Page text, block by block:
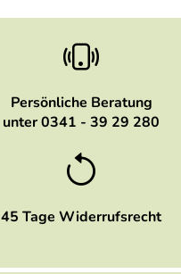
Persönliche Beratung
unter 0341 - 39 29 280
45 Tage Widerrufsrecht